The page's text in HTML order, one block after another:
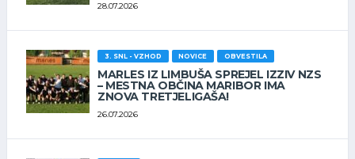
28.07.2026
3. SNL - VZHOD NOVICE OBVESTILA
MARLES IZ LIMBUŠA SPREJEL IZZIV NZS
– MESTNA OBČINA MARIBOR IMA
ZNOVA TRETJELIGAŠA!
26.07.2026